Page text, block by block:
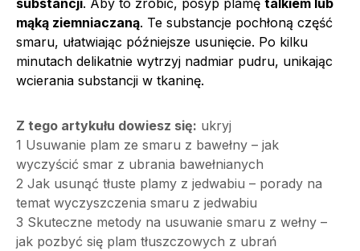
mąką ziemniaczaną. Te substancje pochłoną część
smaru, ułatwiając późniejsze usunięcie. Po kilku
minutach delikatnie wytrzyj nadmiar pudru, unikając
wcierania substancji w tkaninę.
Z tego artykułu dowiesz się: ukryj
1 Usuwanie plam ze smaru z bawełny – jak
wyczyścić smar z ubrania bawełnianych
2 Jak usunąć tłuste plamy z jedwabiu – porady na
temat wyczyszczenia smaru z jedwabiu
3 Skuteczne metody na usuwanie smaru z wełny –
jak pozbyć się plam tłuszczowych z ubrań